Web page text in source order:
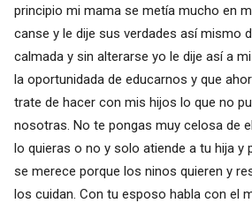
principio mi mama se metía mucho en
canse y le dije sus verdades así mismo
calmada y sin alterarse yo le dije así a
la oportunidada de educarnos y que
trate de hacer con mis hijos lo que no
nosotras. No te pongas muy celosa de
lo quieras o no y solo atiende a tu hija y
se merece porque los ninos quieren y
los cuidan. Con tu esposo habla con el